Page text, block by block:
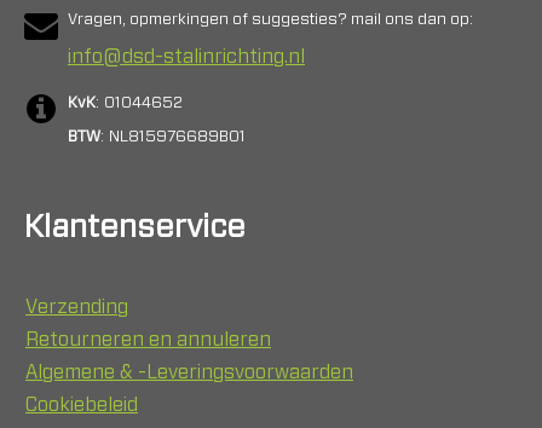
Vragen, opmerkingen of suggesties? mail ons dan op:
info@dsd-stalinrichting.nl
KvK: 01044652
BTW: NL815976689B01
Klantenservice
Verzending
Retourneren en annuleren
Algemene & -Leveringsvoorwaarden
Cookiebeleid